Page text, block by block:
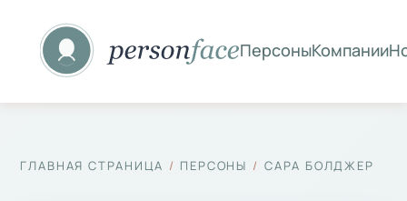
ПерсоныКомпании
ГЛАВНАЯ СТРАНИЦА ПЕРСОНЫ САРА БОЛДЖЕР